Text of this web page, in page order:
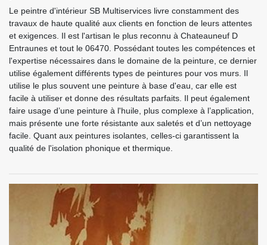
Le peintre d'intérieur SB Multiservices livre constamment des
travaux de haute qualité aux clients en fonction de leurs attentes
et exigences. Il est l'artisan le plus reconnu à Chateauneuf D
Entraunes et tout le 06470. Possédant toutes les compétences et
l'expertise nécessaires dans le domaine de la peinture, ce dernier
utilise également différents types de peintures pour vos murs. Il
utilise le plus souvent une peinture à base d'eau, car elle est
facile à utiliser et donne des résultats parfaits. Il peut également
faire usage d’une peinture à l'huile, plus complexe à l’application,
mais présente une forte résistante aux saletés et d’un nettoyage
facile. Quant aux peintures isolantes, celles-ci garantissent la
qualité de l'isolation phonique et thermique.